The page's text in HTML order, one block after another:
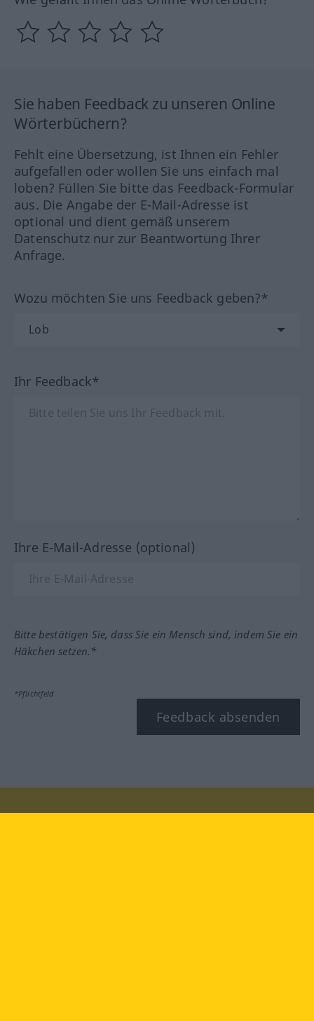
Sie haben Feedback zu unseren Online
Wörterbüchern?
Fehlt eine Übersetzung, ist Ihnen ein Fehler
aufgefallen oder wollen Sie uns einfach mal
loben? Füllen Sie bitte das Feedback-Formular
aus. Die Angabe der E-Mail-Adresse ist
optional und dient gemäß unserem
Datenschutz nur zur Beantwortung Ihrer
Anfrage.
Wozu möchten Sie uns Feedback geben?*
Ihr Feedback*
Ihre E-Mail-Adresse (optional)
Bitte bestätigen Sie, dass Sie ein Mensch sind, indem Sie ein
Häkchen setzen.*
*Pflichtfeld
Feedback absenden